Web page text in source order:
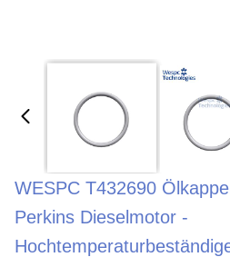
WESPC T432690
Perkins Dieselmotor -